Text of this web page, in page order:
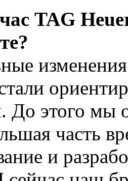
TAG
До этого мы
часть
и